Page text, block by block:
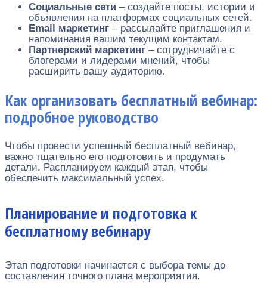
Социальные сети – создайте посты, истории и
объявления на платформах социальных сетей.
Email маркетинг – рассылайте приглашения и
напоминания вашим текущим контактам.
Партнерский маркетинг – сотрудничайте с
блогерами и лидерами мнений, чтобы
расширить вашу аудиторию.
Как организовать бесплатный вебинар:
подробное руководство
Чтобы провести успешный бесплатный вебинар,
важно тщательно его подготовить и продумать
детали. Распланируем каждый этап, чтобы
обеспечить максимальный успех.
Планирование и подготовка к
бесплатному вебинару
Этап подготовки начинается с выбора темы до
составления точного плана мероприятия.